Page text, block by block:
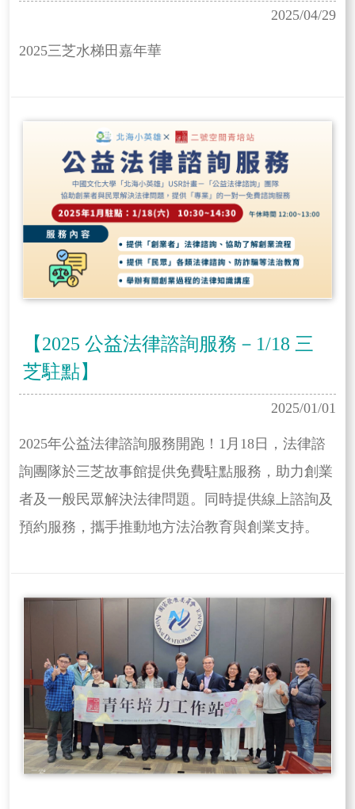
2025/04/29
2025三芝水梯田嘉年華
【2025 公益法律諮詢服務－1/18 三
芝駐點】
2025/01/01
2025年公益法律諮詢服務開跑！1月18日，法律諮
詢團隊於三芝故事館提供免費駐點服務，助力創業
者及一般民眾解決法律問題。同時提供線上諮詢及
預約服務，攜手推動地方法治教育與創業支持。